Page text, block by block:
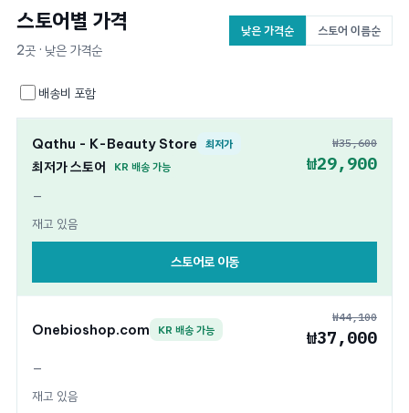
스토어별 가격
2곳 · 낮은 가격순
낮은 가격순 스토어 이름순
배송비 포함
Qathu - K-Beauty Store 최저가
최저가 스토어 KR 배송 가능
—
재고 있음
₩35,600
₩29,900
스토어로 이동
Onebioshop.com KR 배송 가능
—
재고 있음
₩44,100
₩37,000